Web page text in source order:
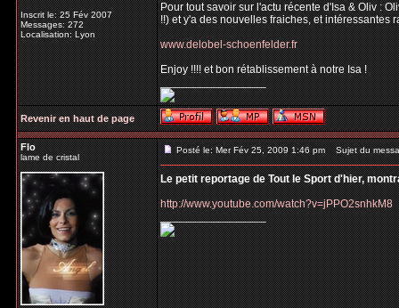
Inscrit le: 25 Fév 2007
Messages: 272
Localisation: Lyon
Pour tout savoir sur l'actu récente d'Isa & Oliv :
!!) et y'a des nouvelles fraiches, et intéressantes
www.delobel-schoenfelder.fr
Enjoy !!!! et bon rétablissement à notre Isa !
_________________
Revenir en haut de page
Flo
lame de cristal
Posté le: Mer Fév 25, 2009 1:46 pm Sujet du
Le petit reportage de Tout le Sport d'hier,
http://www.youtube.com/watch?v=jPPO2snhkM8
_________________